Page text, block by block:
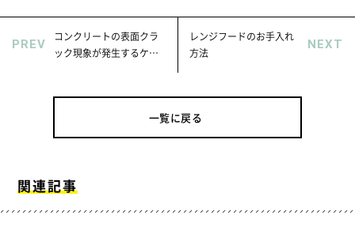
PREV
コンクリートの表面クラ
ック現象が発生するケー
レンジフードのお手入れ
方法
NEXT
一覧に戻る
関連記事